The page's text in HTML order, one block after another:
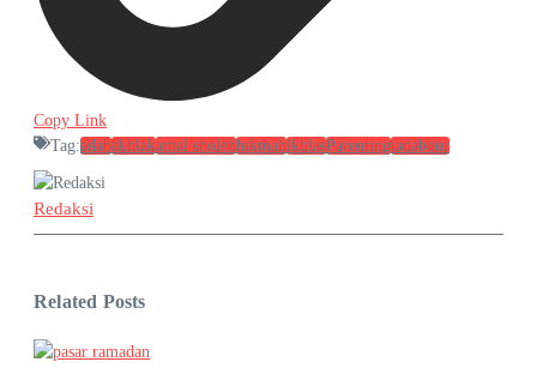
Copy Link
Tag:adabakhlakamal sholehhikmahikhlasParentingtadabbur
Redaksi
Related Posts